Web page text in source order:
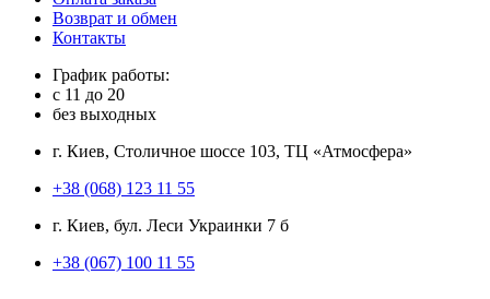
Возврат и обмен
Контакты
График работы:
с 11 до 20
без выходных
г. Киев, Столичное шоссе 103, ТЦ «Атмосфера»
+38 (068) 123 11 55
г. Киев, бул. Леси Украинки 7 б
+38 (067) 100 11 55